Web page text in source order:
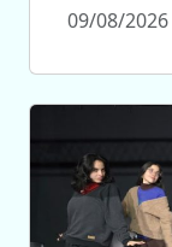
09/08/2026